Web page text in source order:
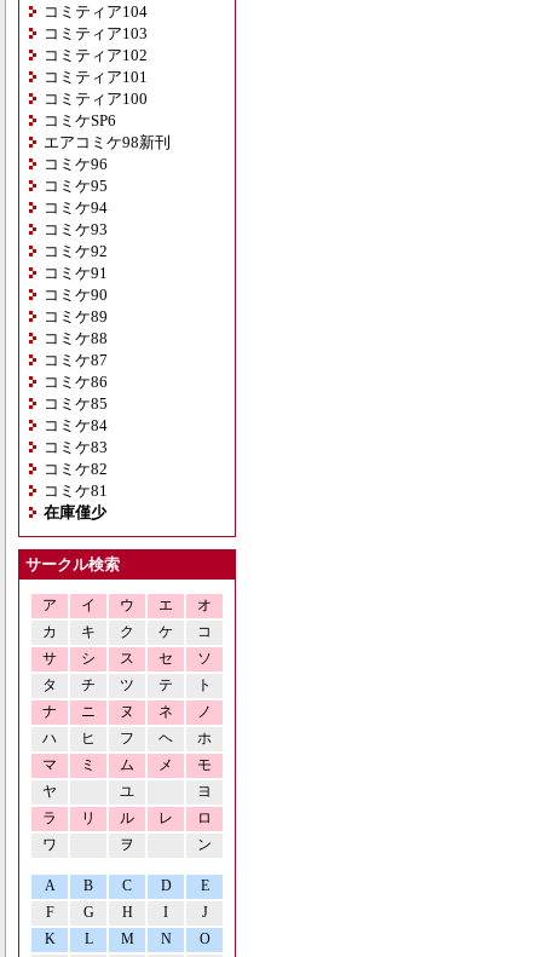
コミティア104
コミティア103
コミティア102
コミティア101
コミティア100
コミケSP6
エアコミケ98新刊
コミケ96
コミケ95
コミケ94
コミケ93
コミケ92
コミケ91
コミケ90
コミケ89
コミケ88
コミケ87
コミケ86
コミケ85
コミケ84
コミケ83
コミケ82
コミケ81
在庫僅少
サークル検索
ア イ ウ エ
オ
カ
キ ク ケ
コ
サ
シ ス セ
ソ
タ
チ ツ テ
ト
ナ
ニ ヌ ネ
ノ
ハ
ヒ フ ヘ
ホ
マ
ミ ム メ
モ
ヤ
ユ
ヨ
ラ
リ ル レ
ロ
ワ
ヲ ン
A B C D
E
F
G H I
J
K
L M N O